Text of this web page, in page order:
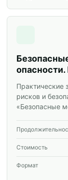
Практические
рисков и
«Безопасные
групп.
Стоимость
Формат